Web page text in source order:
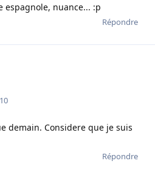
espagnole, nuance... :p
Répondre
demain. Considere que je suis
Répondre